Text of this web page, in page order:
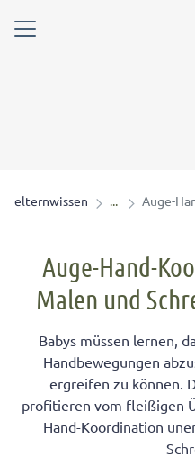
elternwissen Auge-
Auge-Hand-
Malen und
Babys müssen lernen,
Handbewegungen
ergreifen zu können.
profitieren vom fleißigen
Hand-Koordination